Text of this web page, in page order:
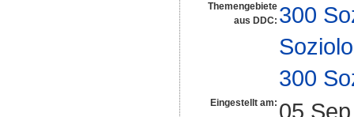
Themengebiete
aus DDC: 300
300
Eingestellt am: 05